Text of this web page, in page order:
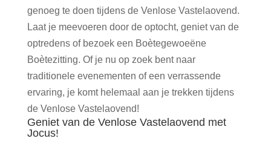
genoeg te doen tijdens de Venlose Vastelaovend.
Laat je meevoeren door de optocht, geniet van de
optredens of bezoek een Boètegewoeëne
Boètezitting. Of je nu op zoek bent naar
traditionele evenementen of een verrassende
ervaring, je komt helemaal aan je trekken tijdens
de Venlose Vastelaovend!
Geniet van de Venlose Vastelaovend met
Jocus!